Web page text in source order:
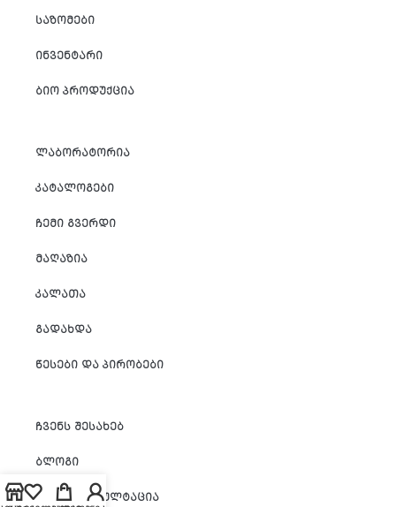
ᲡᲐᲖᲝᲛᲔᲑᲘ
ᲘᲜᲕᲔᲜᲢᲐᲠᲘ
ᲑᲘᲝ ᲞᲠᲝᲓᲣᲥᲪᲘᲐ
ᲚᲐᲑᲝᲠᲐᲢᲝᲠᲘᲐ
ᲙᲐᲢᲐᲚᲝᲒᲔᲑᲘ
ᲩᲔᲛᲘ ᲒᲕᲔᲠᲓᲘ
ᲛᲐᲦᲐᲖᲘᲐ
ᲙᲐᲚᲐᲗᲐ
ᲒᲐᲓᲐᲮᲓᲐ
ᲬᲔᲡᲔᲑᲘ ᲓᲐ ᲞᲘᲠᲝᲑᲔᲑᲘ
ᲩᲕᲔᲜᲡ ᲨᲔᲡᲐᲮᲔᲑ
ᲑᲚᲝᲒᲘ
ᲐᲒᲠᲝ ᲙᲝᲜᲡᲣᲚᲢᲐᲪᲘᲐ